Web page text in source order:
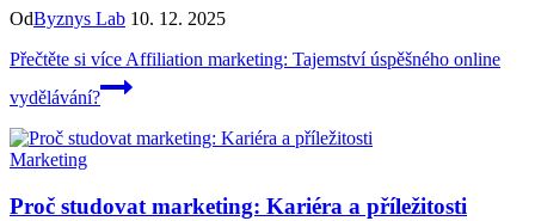
OdByznys Lab 10. 12. 2025
Přečtěte si více Affiliation marketing: Tajemství úspěšného online
vydělávání?
Marketing
Proč studovat marketing: Kariéra a příležitosti